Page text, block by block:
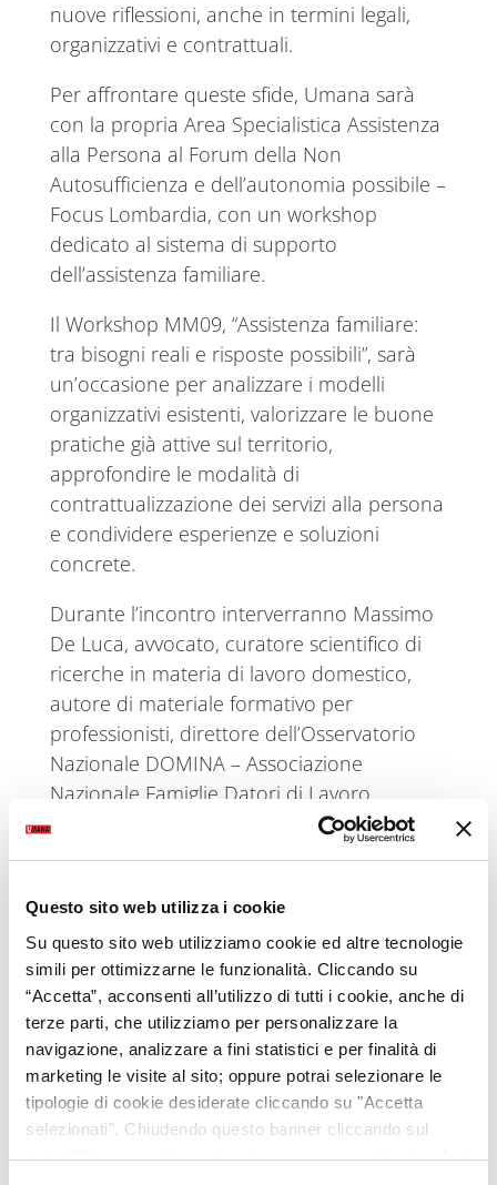
Questo sito web utilizza i cookie
Su questo sito web utilizziamo cookie ed altre tecnologie
simili per ottimizzarne le funzionalità. Cliccando su
“Accetta”, acconsenti all’utilizzo di tutti i cookie, anche di
terze parti, che utilizziamo per personalizzare la
navigazione, analizzare a fini statistici e per finalità di
marketing le visite al sito; oppure potrai selezionare le
tipologie di cookie desiderate cliccando su "Accetta
selezionati". Chiudendo questo banner cliccando sul
tasto “X” prosegui la navigazione e saranno attivati solo i
nuove riflessioni, anche in termini legali,
organizzativi e contrattuali.
Per affrontare queste sfide, Umana sarà
con la propria Area Specialistica Assistenza
alla Persona al Forum della Non
Autosufficienza e dell’autonomia possibile –
Focus Lombardia, con un workshop
dedicato al sistema di supporto
dell’assistenza familiare.
Il Workshop MM09, “Assistenza familiare:
tra bisogni reali e risposte possibili”, sarà
un’occasione per analizzare i modelli
organizzativi esistenti, valorizzare le buone
pratiche già attive sul territorio,
approfondire le modalità di
contrattualizzazione dei servizi alla persona
e condividere esperienze e soluzioni
concrete.
Durante l’incontro interverranno Massimo
De Luca, avvocato, curatore scientifico di
ricerche in materia di lavoro domestico,
autore di materiale formativo per
professionisti, direttore dell’Osservatorio
Nazionale DOMINA – Associazione
Nazionale Famiglie Datori di Lavoro
Domestico; Luigi Polesel, responsabile Area
Specialistica Servizi alla Persona di Umana
Ovest Lombardia, Cooperativa sociale
Società Dolce.
L’evento si terrà il 21 maggio, al Quark
Hotel di Milano, dalle 11.30 alle 13.00.
Per saperne di più:
https://www.nonautosufficienza.it/worksho
p/assistenza-familiare-tra-bisogni-reali-e-
risposte-possibili/